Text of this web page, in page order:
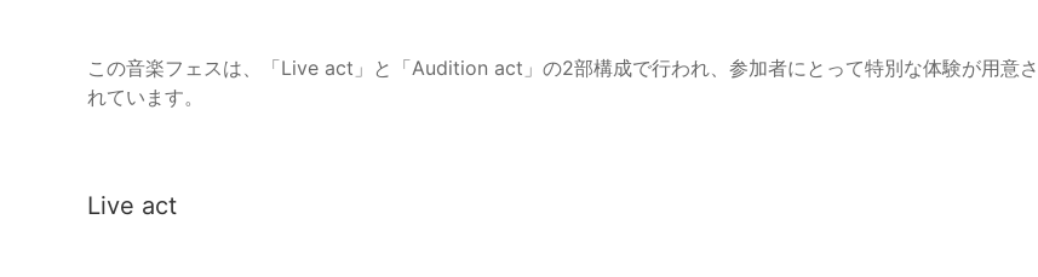
この音楽フェスは、「Live act」と「Audition act」の2部構成で行われ、参加者にとって特別な体験が用意さ
れています。
Live act